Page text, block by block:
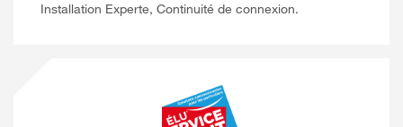
Installation Experte, Continuité de connexion.